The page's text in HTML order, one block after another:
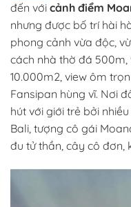
đến với cảnh điểm
nhưng được bố trí hài
phong cảnh vừa độc,
cách nhà thờ đá
10.000m2, view ôm
Fansipan hùng vĩ. Nơi
hút với giới trẻ bởi
Bali, tượng cô gái
đu tử thần, cây cô đơn,